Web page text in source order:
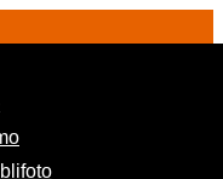
(current)